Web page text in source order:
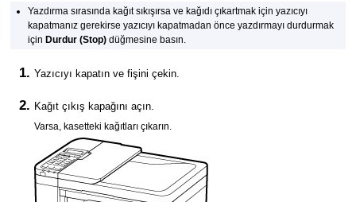
Yazdırma sırasında kağıt sıkışırsa ve kağıdı çıkartmak içinyazıcıyı
kapatmanız gerekirseyazıcıyı kapatmadan önce yazdırmayı durdurmak
için Durdur (Stop) düğmesine basın.
Yazıcıyı kapatın ve fişini çekin.
Kağıt çıkış kapağını açın.
Varsa, kasetteki kağıtları çıkarın.